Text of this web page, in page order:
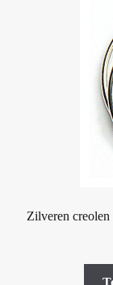
Zilveren